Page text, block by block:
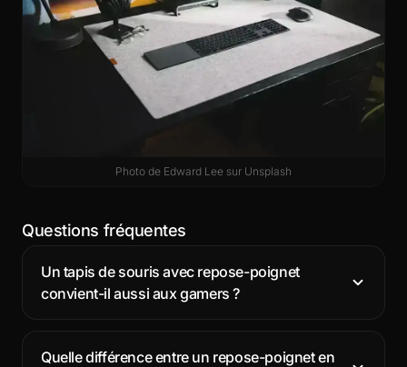
Photo de Edward Lee sur Unsplash
Questions fréquentes
Un tapis de souris avec repose-poignet
convient-il aussi aux gamers ?
Quelle différence entre un repose-poignet en